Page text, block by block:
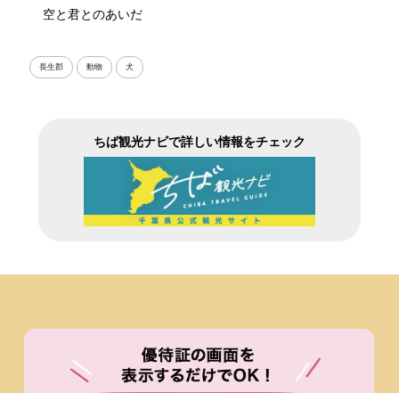
空と君とのあいだ
長生郡 動物 犬
ちば観光ナビで詳しい情報をチェック